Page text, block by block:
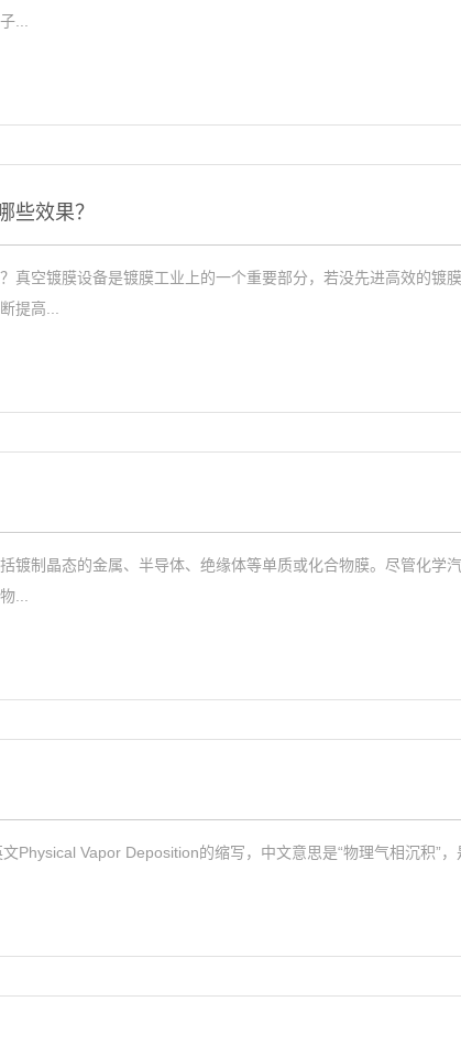
...
些效果？
真空镀膜设备是镀膜工业上的一个重要部分，若没先进高效的镀
提高...
镀制晶态的金属、半导体、绝缘体等单质或化合物膜。尽管化学
...
Vapor Deposition的缩写，中文意思是“物理气相沉积”，